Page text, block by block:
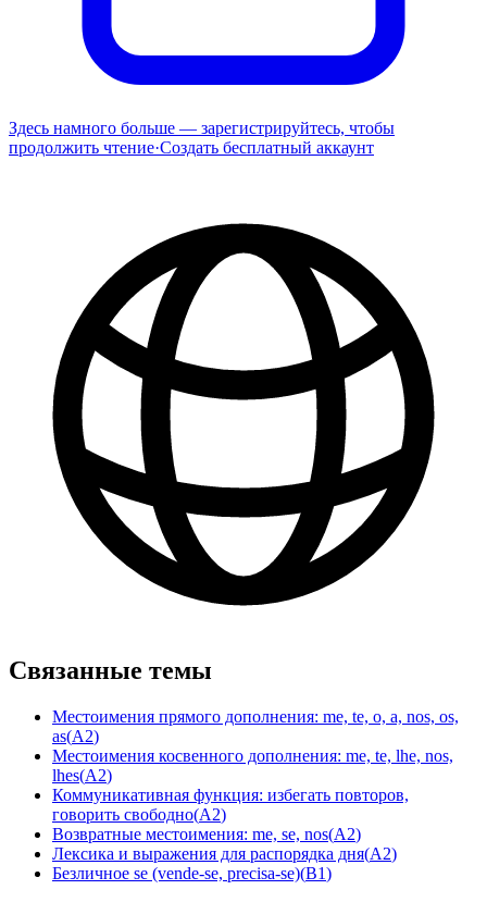
Здесь намного больше — зарегистрируйтесь, чтобы
продолжить чтение·Создать бесплатный аккаунт
Связанные темы
Местоимения прямого дополнения: me, te, o, a, nos, os,
as(A2)
Местоимения косвенного дополнения: me, te, lhe, nos,
lhes(A2)
Коммуникативная функция: избегать повторов,
говорить свободно(A2)
Возвратные местоимения: me, se, nos(A2)
Лексика и выражения для распорядка дня(A2)
Безличное se (vende-se, precisa-se)(B1)